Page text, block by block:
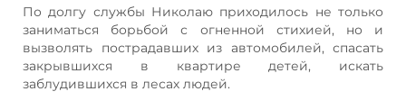
По долгу службы Николаю приходилось не только
заниматься борьбой с огненной стихией, но и
вызволять пострадавших из автомобилей, спасать
закрывшихся в квартире детей, искать
заблудившихся в лесах людей.